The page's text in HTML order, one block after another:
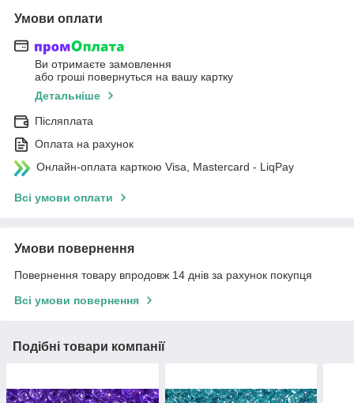
Умови оплати
Ви отримаєте замовлення
або гроші повернуться на вашу картку
Детальніше
Післяплата
Оплата на рахунок
Онлайн-оплата карткою Visa, Mastercard - LiqPay
Всі умови оплати
Умови повернення
Повернення товару впродовж 14 днів за рахунок покупця
Всі умови повернення
Подібні товари компанії